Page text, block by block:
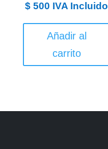
$ 500 IVA Incluido
Añadir al
carrito